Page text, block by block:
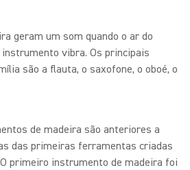
geram um som quando o ar do
vibra. Os principais
são a flauta, o saxofone, o oboé, o
de madeira são anteriores a
das primeiras ferramentas criadas
primeiro instrumento de madeira foi